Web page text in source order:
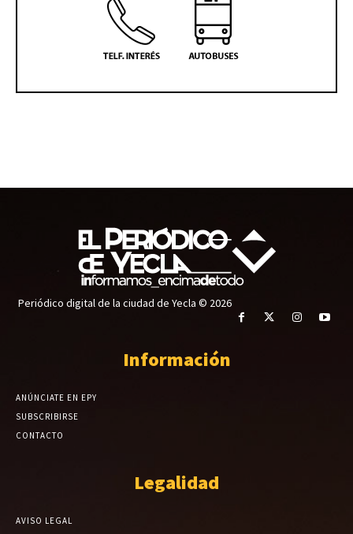
Periódico digital de la ciudad de Yecla © 2026
Información
ANÚNCIATE EN EPY
SUBSCRIBIRSE
CONTACTO
Legalidad
AVISO LEGAL